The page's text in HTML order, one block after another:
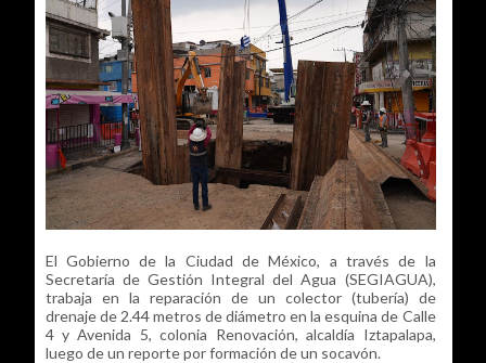
El Gobierno de la Ciudad de México, a través de la
Secretaría de Gestión Integral del Agua (SEGIAGUA),
trabaja en la reparación de un colector (tubería) de
drenaje de 2.44 metros de diámetro en la esquina de Calle
4 y Avenida 5, colonia Renovación, alcaldía Iztapalapa,
luego de un reporte por formación de un socavón.